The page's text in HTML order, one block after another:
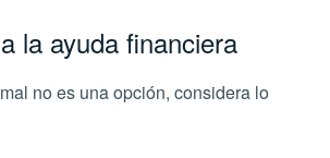
la ayuda financiera
no es una opción, considera lo